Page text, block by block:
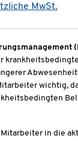
MwSt.
wichtig,
in die